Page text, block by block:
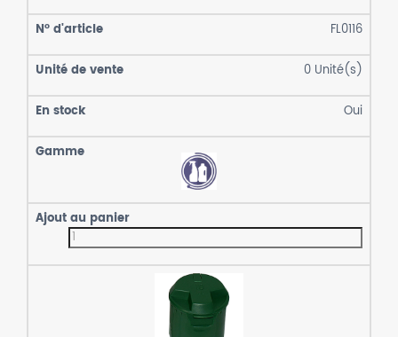
FL0116
0 Unité(s)
Oui